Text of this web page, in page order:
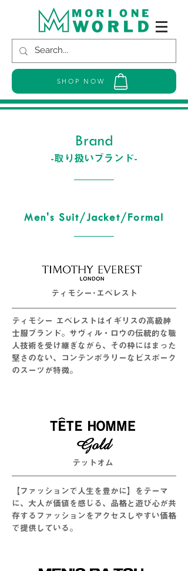
SHOP NOW
Brand
-取り扱いブランド-
Men's Suit/Jacket/Formal
ティモシー･エベレスト
ティモシー エベレストはイギリスの高級紳
士服ブランド。サヴィル・ロウの伝統的な職
人技術を受け継ぎながら、その枠にはまった
堅さのない、コンテンポラリーなビスポーク
のスーツが特徴。
テットオム
【ファッションで人生を豊かに】をテーマ
に、大人が価値を感じる、品格と遊び心が共
存するファッションをアクセスしやすい価格
で提供している。